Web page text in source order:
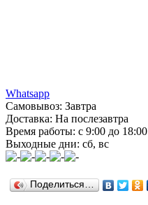
Whatsapp
Самовывоз: Завтра
Доставка: На послезавтра
Время работы: с 9:00 до 18:00
Выходные дни: сб, вс
Поделиться…